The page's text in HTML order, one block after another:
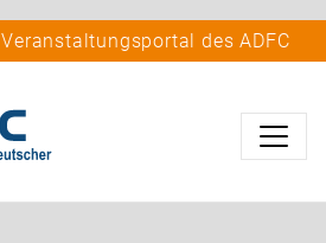
des ADFC